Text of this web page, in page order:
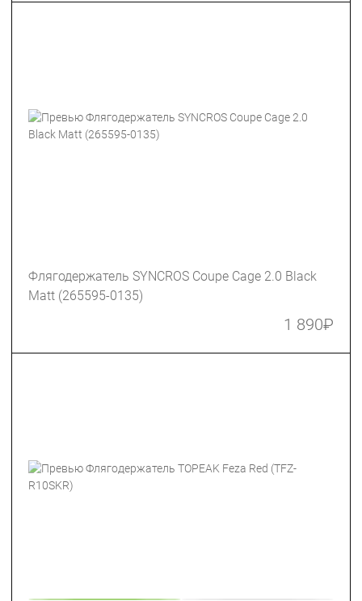
Флягодержатель SYNCROS Coupe Cage 2.0 Black
Matt (265595-0135)
1 890₽